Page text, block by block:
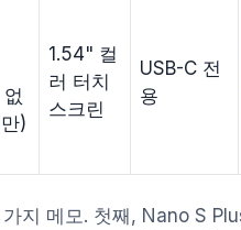
)
1.54" 컬
러 터치
스크린
USB-C 전
용
지 메모. 첫째, Nano S